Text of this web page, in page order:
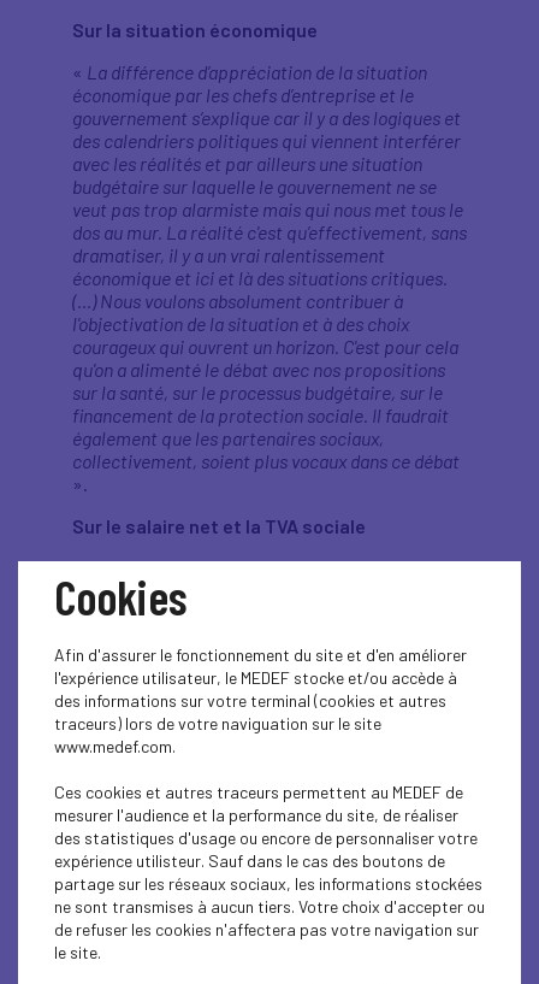
Sur la situation économique
« La différence d’appréciation de la situation
économique par les chefs d’entreprise et le
gouvernement s’explique car il y a des logiques et
des calendriers politiques qui viennent interférer
avec les réalités et par ailleurs une situation
budgétaire sur laquelle le gouvernement ne se
veut pas trop alarmiste mais qui nous met tous le
dos au mur. La réalité c'est qu’effectivement, sans
dramatiser, il y a un vrai ralentissement
économique et ici et là des situations critiques.
(…) Nous voulons absolument contribuer à
l'objectivation de la situation et à des choix
courageux qui ouvrent un horizon. C'est pour cela
qu'on a alimenté le débat avec nos propositions
sur la santé, sur le processus budgétaire, sur le
financement de la protection sociale. Il faudrait
également que les partenaires sociaux,
collectivement, soient plus vocaux dans ce débat
».
Sur le salaire net et la TVA sociale
«La TVA sociale existe déjà puisque 50 milliards
de financement de la protection sociale se font
par la TVA, et par ailleurs beaucoup plus par la
transparence, de la loyauté, de la clarté dans ce
débat. Tout comme sur les retraites, où la
capitalisation existe déjà via le Préfon dans la
fonction publique et dans le privé via les 150
milliards d'ores et déjà placés spontanément, par
dire. Quand on regarde la structure de
consommation des ménages modestes, auxquels,
nous sommes particulièrement attentifs car il y a
un vrai sujet de pouvoir d'achat en France, on voit
que le premier poste de dépenses des ménages
modestes, à 50 %, c'est le logement. Or il n'y a pas
de TVA sur le logement, donc on peut augmenter
le taux de TVA, cela n'impactera pas les dépenses
Cookies
Afin d'assurer le fonctionnement du site et d'en améliorer
l'expérience utilisateur, le MEDEF stocke et/ou accède à
des informations sur votre terminal (cookies et autres
traceurs) lors de votre naviguation sur le site
www.medef.com.
Ces cookies et autres traceurs permettent au MEDEF de
mesurer l'audience et la performance du site, de réaliser
des statistiques d'usage ou encore de personnaliser votre
expérience utilisteur. Sauf dans le cas des boutons de
partage sur les réseaux sociaux, les informations stockées
ne sont transmises à aucun tiers. Votre choix d'accepter ou
de refuser les cookies n'affectera pas votre navigation sur
le site.